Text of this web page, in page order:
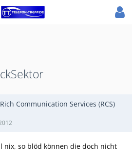
Communication Services (RCS)
nix, so blöd können die doch nicht